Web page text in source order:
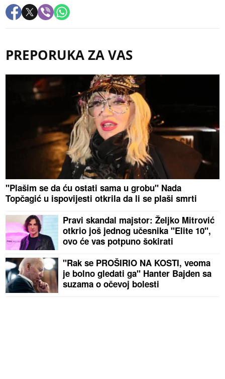
PREPORUKA ZA VAS
"Plašim se da ću ostati sama u grobu" Nada
Topčagić u ispovijesti otkrila da li se plaši smrti
Pravi skandal majstor: Željko Mitrović
otkrio još jednog učesnika "Elite 10",
ovo će vas potpuno šokirati
"Rak se PROŠIRIO NA KOSTI, veoma
je bolno gledati ga" Hanter Bajden sa
suzama o očevoj bolesti